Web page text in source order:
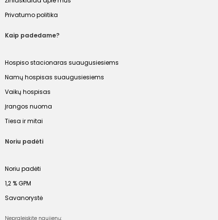
Privatumo politika
Kaip padedame?
Hospiso stacionaras suaugusiesiems
Namų hospisas suaugusiesiems
Vaikų hospisas
Įrangos nuoma
Tiesa ir mitai
Noriu padėti
Noriu padėti
1,2 % GPM
Savanorystė
Nepraleiskite naujienų: